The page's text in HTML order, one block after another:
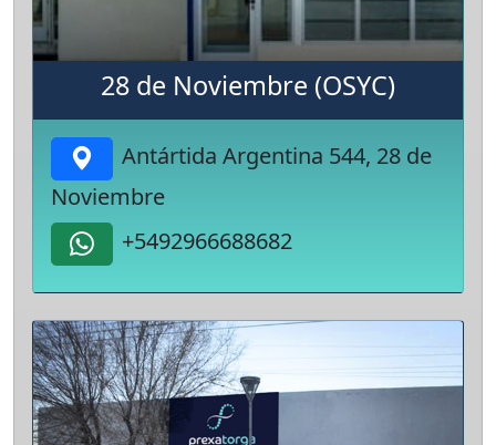
28 de Noviembre (OSYC)
Antártida Argentina 544, 28 de
Noviembre
+5492966688682